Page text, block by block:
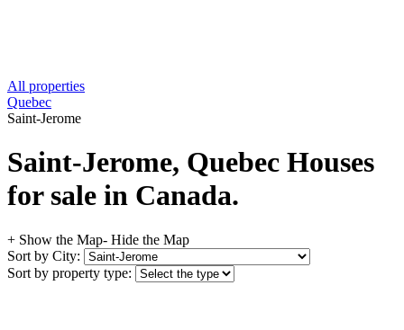
All properties
Quebec
Saint-Jerome
Saint-Jerome, Quebec Houses
for sale in Canada.
+ Show the Map- Hide the Map
Sort by City:
Sort by property type: